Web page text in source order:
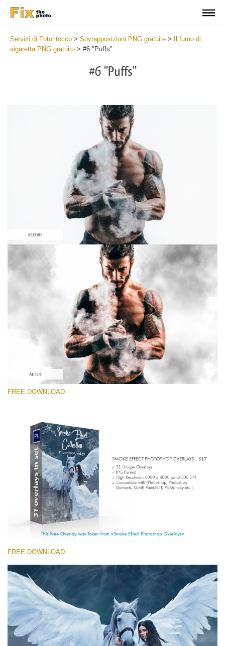
Servizi di Fotoritocco > Sovrapposizioni PNG gratuite >
Il fumo di
sigaretta PNG gratuito > #6 "Puffs"
#6 "Puffs"
Si prega di Selezionare
Free PNG Overlay #6
Small 800*533px
Smoke Effect
Large 6000*4000px
Large 6000*4000px
Entire Collection
(1783 Overlays)
Large 6000*4000px
Download Gratuito
FREE DOWNLOAD
FREE DOWNLOAD